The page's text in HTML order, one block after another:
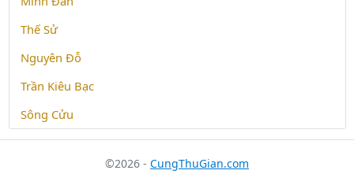
Thế Sử
Nguyên Ðỗ
Trần Kiêu Bạc
Sông Cửu
©2026 - CungThuGian.com